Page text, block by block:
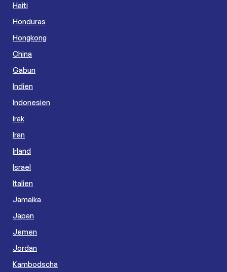
Haiti
Honduras
Hongkong
China
Gabun
Indien
Indonesien
Irak
Iran
Irland
Israel
Italien
Jamaika
Japan
Jemen
Jordan
Kambodscha